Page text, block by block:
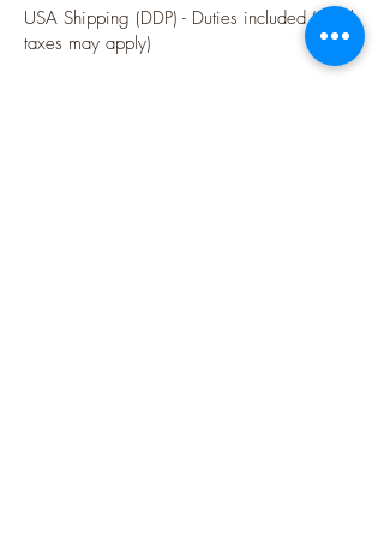
USA Shipping (DDP) - Duties included (Local
taxes may apply)